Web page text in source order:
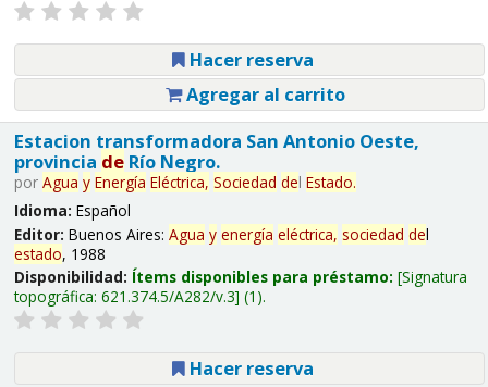
Hacer reserva
Agregar al carrito
Estacion transformadora San Antonio Oeste,
provincia deRío Negro.
por Agua y Energía Eléctrica, Sociedad del Estado.
Idioma: Español
Editor: Buenos Aires: Agua y energía eléctrica, sociedad del
estado, 1988
Disponibilidad: Ítems disponibles para préstamo: Signatura
topográfica: 621.374.5/A282/v.3 (1).
Hacer reserva